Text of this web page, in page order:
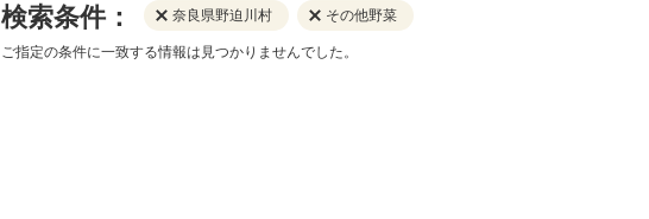
検索条件： 奈良県野迫川村 その他野菜
ご指定の条件に一致する情報は見つかりませんでした。